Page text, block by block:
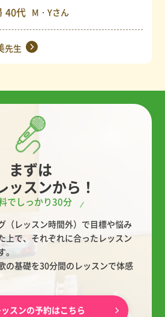
40代 M・Yさん
先生
まずは
ッスンから！
でしっかり30分
（レッスン時間外）で目標や悩み
で、 それぞれに合ったレッスン
の基礎を30分間のレッスンで体感
スンの予約はこちら